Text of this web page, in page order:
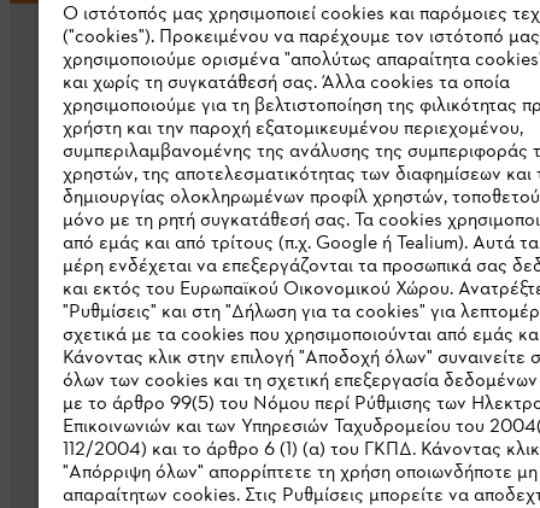
Εταιρεία
Σχετικά με εμάς
Λήψη καταλόγου
Γραμμή ακεραιότητας STIHL
Ο ιστότοπός μας χρησιμοποιεί cookies και παρόμοιες
("cookies"). Προκειμένου να παρέχουμε τον ιστότοπό
χρησιμοποιούμε ορισμένα "απολύτως απαραίτητα
και χωρίς τη συγκατάθεσή σας. Άλλα cookies τα οποία
χρησιμοποιούμε για τη βελτιστοποίηση της φιλικότητας
χρήστη και την παροχή εξατομικευμένου περιεχομένου,
συμπεριλαμβανομένης της ανάλυσης της συμπεριφοράς
χρηστών, της αποτελεσματικότητας των διαφημίσεων και
δημιουργίας ολοκληρωμένων προφίλ χρηστών,
μόνο με τη ρητή συγκατάθεσή σας. Τα cookies
από εμάς και από τρίτους (π.χ. Google ή Tealium). Αυτά τα
μέρη ενδέχεται να επεξεργάζονται τα προσωπικά σας
και εκτός του Ευρωπαϊκού Οικονομικού Χώρου.
"Ρυθμίσεις" και στη "Δήλωση για τα cookies" για
σχετικά με τα cookies που χρησιμοποιούνται από εμάς
Κάνοντας κλικ στην επιλογή "Αποδοχή όλων" συναινείτε
όλων των cookies και τη σχετική επεξεργασία
με το άρθρο 99(5) του Νόμου περί Ρύθμισης των
Επικοινωνιών και των Υπηρεσιών Ταχυδρομείου του
112/2004) και το άρθρο 6 (1) (α) του ΓΚΠΔ. Κάνοντας
"Απόρριψη όλων" απορρίπτετε τη χρήση οποιωνδήποτε
απαραίτητων cookies. Στις Ρυθμίσεις μπορείτε να